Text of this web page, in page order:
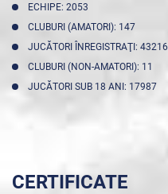
ECHIPE: 2053
CLUBURI (AMATORI): 147
JUCĂTORI ÎNREGISTRAŢI: 43216
CLUBURI (NON-AMATORI): 11
JUCĂTORI SUB 18 ANI: 17987
CERTIFICATE